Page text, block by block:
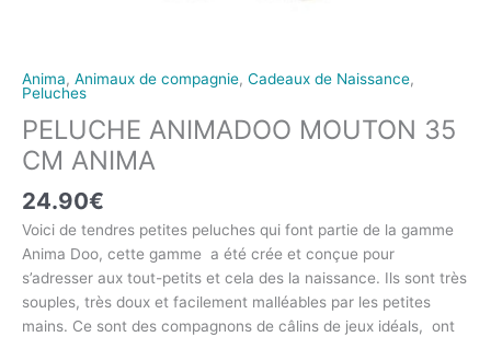
Anima, Animaux de compagnie, Cadeaux de Naissance,
Peluches
PELUCHE ANIMADOO MOUTON 35
CM ANIMA
24.90€
Voici de tendres petites peluches qui font partie de la gamme
Anima Doo, cette gamme a été crée et conçue pour
s’adresser aux tout-petits et cela des la naissance. Ils sont très
souples, très doux et facilement malléables par les petites
mains. Ce sont des compagnons de câlins de jeux idéals, ont